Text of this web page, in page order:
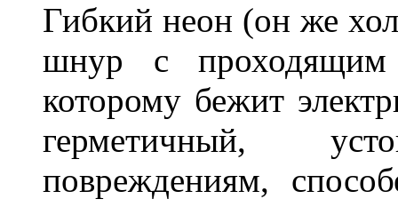
Гибкий неон (он же
шнур с
которому бежит
герметичный,
повреждениям,